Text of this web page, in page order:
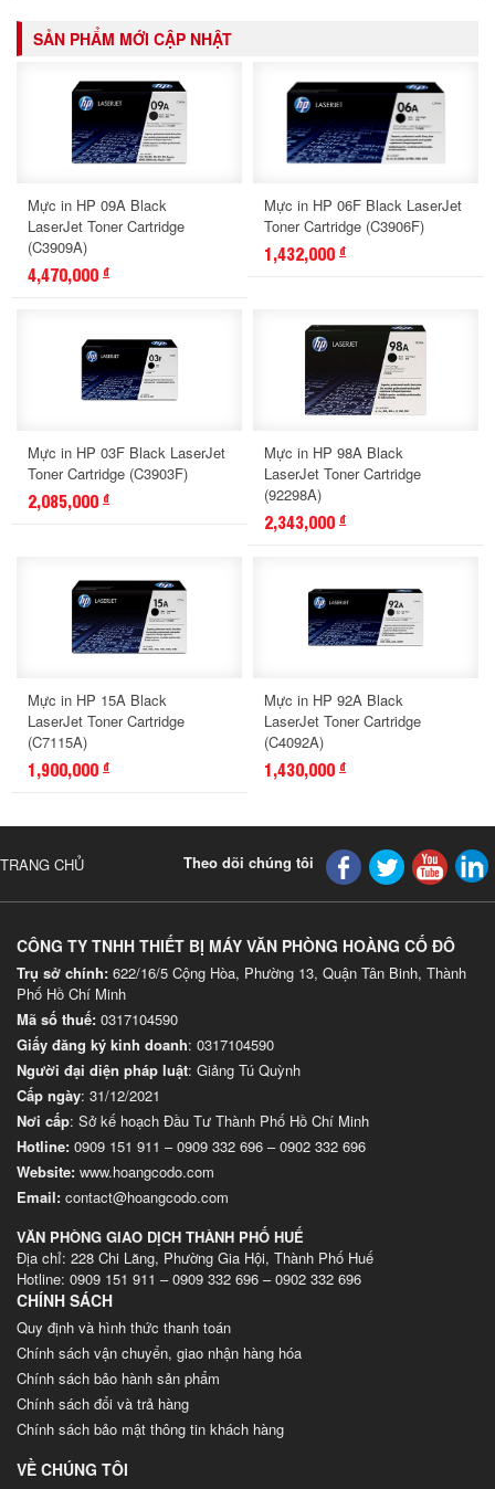
SẢN PHẨM MỚI CẬP NHẬT
Mực in HP 09A Black
LaserJet Toner Cartridge
(C3909A)
4,470,000 đ
Mực in HP 06F Black LaserJet
Toner Cartridge (C3906F)
1,432,000 đ
Mực in HP 03F Black LaserJet
Toner Cartridge (C3903F)
2,085,000 đ
Mực in HP 98A Black
LaserJet Toner Cartridge
(92298A)
2,343,000 đ
Mực in HP 15A Black
LaserJet Toner Cartridge
(C7115A)
1,900,000 đ
Mực in HP 92A Black
LaserJet Toner Cartridge
(C4092A)
1,430,000 đ
TRANG CHỦ Theo dõi chúng tôi
CÔNG TY TNHH THIẾT BỊ MÁY VĂN PHÒNG HOÀNG CỐ ĐÔ
Trụ sở chính: 622/16/5 Cộng Hòa, Phường 13, Quận Tân Binh, Thành
Phố Hồ Chí Minh
Mã số thuế: 0317104590
Giấy đăng ký kinh doanh: 0317104590
Người đại diện pháp luật: Giảng Tú Quỳnh
Cấp ngày: 31/12/2021
Nơi cấp: Sở kế hoạch Đầu Tư Thành Phố Hồ Chí Minh
Hotline: 0909 151 911 –0909 332 696 –0902 332 696
Website: www.hoangcodo.com
Email: contact@hoangcodo.com
VĂN PHÒNG GIAO DỊCH THÀNH PHỐ HUẾ
Địa chỉ: 228 Chi Lăng, Phường Gia Hội, Thành Phố Huế
Hotline: 0909 151 911 – 0909 332 696 – 0902 332 696
CHÍNH SÁCH
Quy định và hình thức thanh toán
Chính sách vận chuyển, giao nhận hàng hóa
Chính sách bảo hành sản phẩm
Chính sách đổi và trả hàng
Chính sách bảo mật thông tin khách hàng
VỀ CHÚNG TÔI